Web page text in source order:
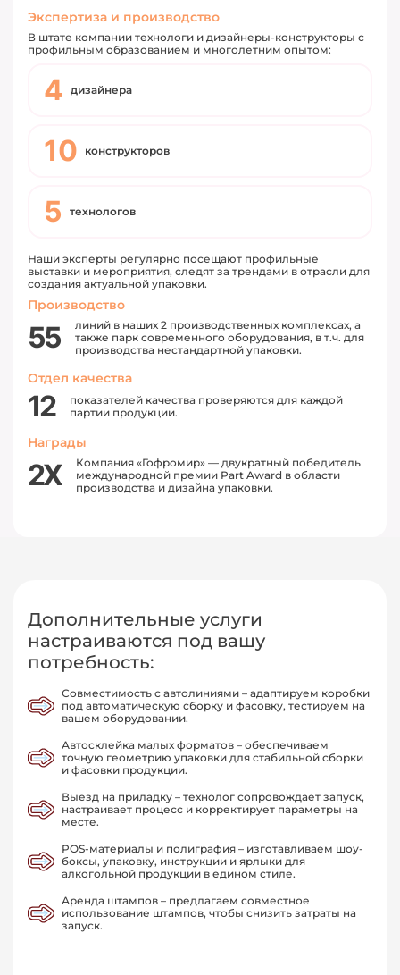
Экспертиза и производство
В штате компании технологи и дизайнеры-конструкторы с
профильным образованием и многолетним опытом:
4 дизайнера
10 конструкторов
5 технологов
Наши эксперты регулярно посещают профильные
выставки и мероприятия, следят за трендами в отрасли для
создания актуальной упаковки.
Производство
55
линий в наших 2 производственных комплексах, а
также парк современного оборудования, в т.ч. для
производства нестандартной упаковки.
Отдел качества
12
показателей качества проверяются для каждой
партии продукции.
Награды
2Х
Компания «Гофромир» — двукратный победитель
международной премии Part Award в области
производства и дизайна упаковки.
Дополнительные услуги
настраиваются под вашу
потребность:
Совместимость с автолиниями – адаптируем коробки
под автоматическую сборку и фасовку, тестируем на
вашем оборудовании.
Автосклейка малых форматов – обеспечиваем
точную геометрию упаковки для стабильной сборки
и фасовки продукции.
Выезд на приладку – технолог сопровождает запуск,
настраивает процесс и корректирует параметры на
месте.
POS-материалы и полиграфия – изготавливаем шоу-
боксы, упаковку, инструкции и ярлыки для
алкогольной продукции в едином стиле.
Аренда штампов – предлагаем совместное
использование штампов, чтобы снизить затраты на
запуск.